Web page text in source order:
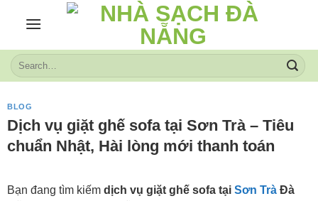
BLOG
Dịch vụ giặt ghế sofa tại Sơn Trà – Tiêu
chuẩn Nhật, Hài lòng mới thanh toán
Bạn đang tìm kiếm dịch vụ giặt ghế sofa tại Sơn Trà Đà